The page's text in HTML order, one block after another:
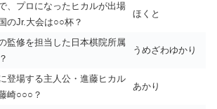
、プロになったヒカルが出場
のJr.大会は○○杯？
ほくと
監修を担当した日本棋院所属
うめざわゆかり
登場する主人公・進藤ヒカル
崎○○○？
あかり